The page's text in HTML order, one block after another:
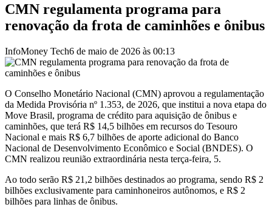
CMN regulamenta programa para
renovação da frota de caminhões e ônibus
InfoMoney Tech6 de maio de 2026 às 00:13
O Conselho Monetário Nacional (CMN) aprovou a regulamentação
da Medida Provisória nº 1.353, de 2026, que institui a nova etapa do
Move Brasil, programa de crédito para aquisição de ônibus e
caminhões, que terá R$ 14,5 bilhões em recursos do Tesouro
Nacional e mais R$ 6,7 bilhões de aporte adicional do Banco
Nacional de Desenvolvimento Econômico e Social (BNDES). O
CMN realizou reunião extraordinária nesta terça-feira, 5.
Ao todo serão R$ 21,2 bilhões destinados ao programa, sendo R$ 2
bilhões exclusivamente para caminhoneiros autônomos, e R$ 2
bilhões para linhas de ônibus.